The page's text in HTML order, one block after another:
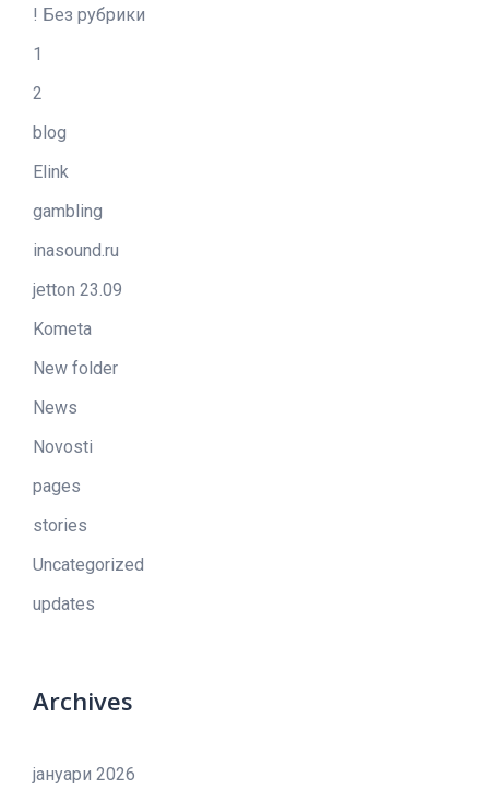
! Без рубрики
1
2
blog
Elink
gambling
inasound.ru
jetton 23.09
Kometa
New folder
News
Novosti
pages
stories
Uncategorized
updates
Archives
јануари 2026